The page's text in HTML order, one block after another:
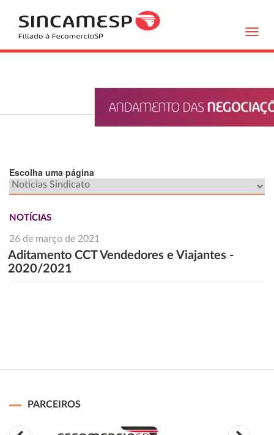
Escolha uma página
NOTÍCIAS
26 de março de 2021
Aditamento CCT Vendedores e Viajantes -
2020/2021
PARCEIROS